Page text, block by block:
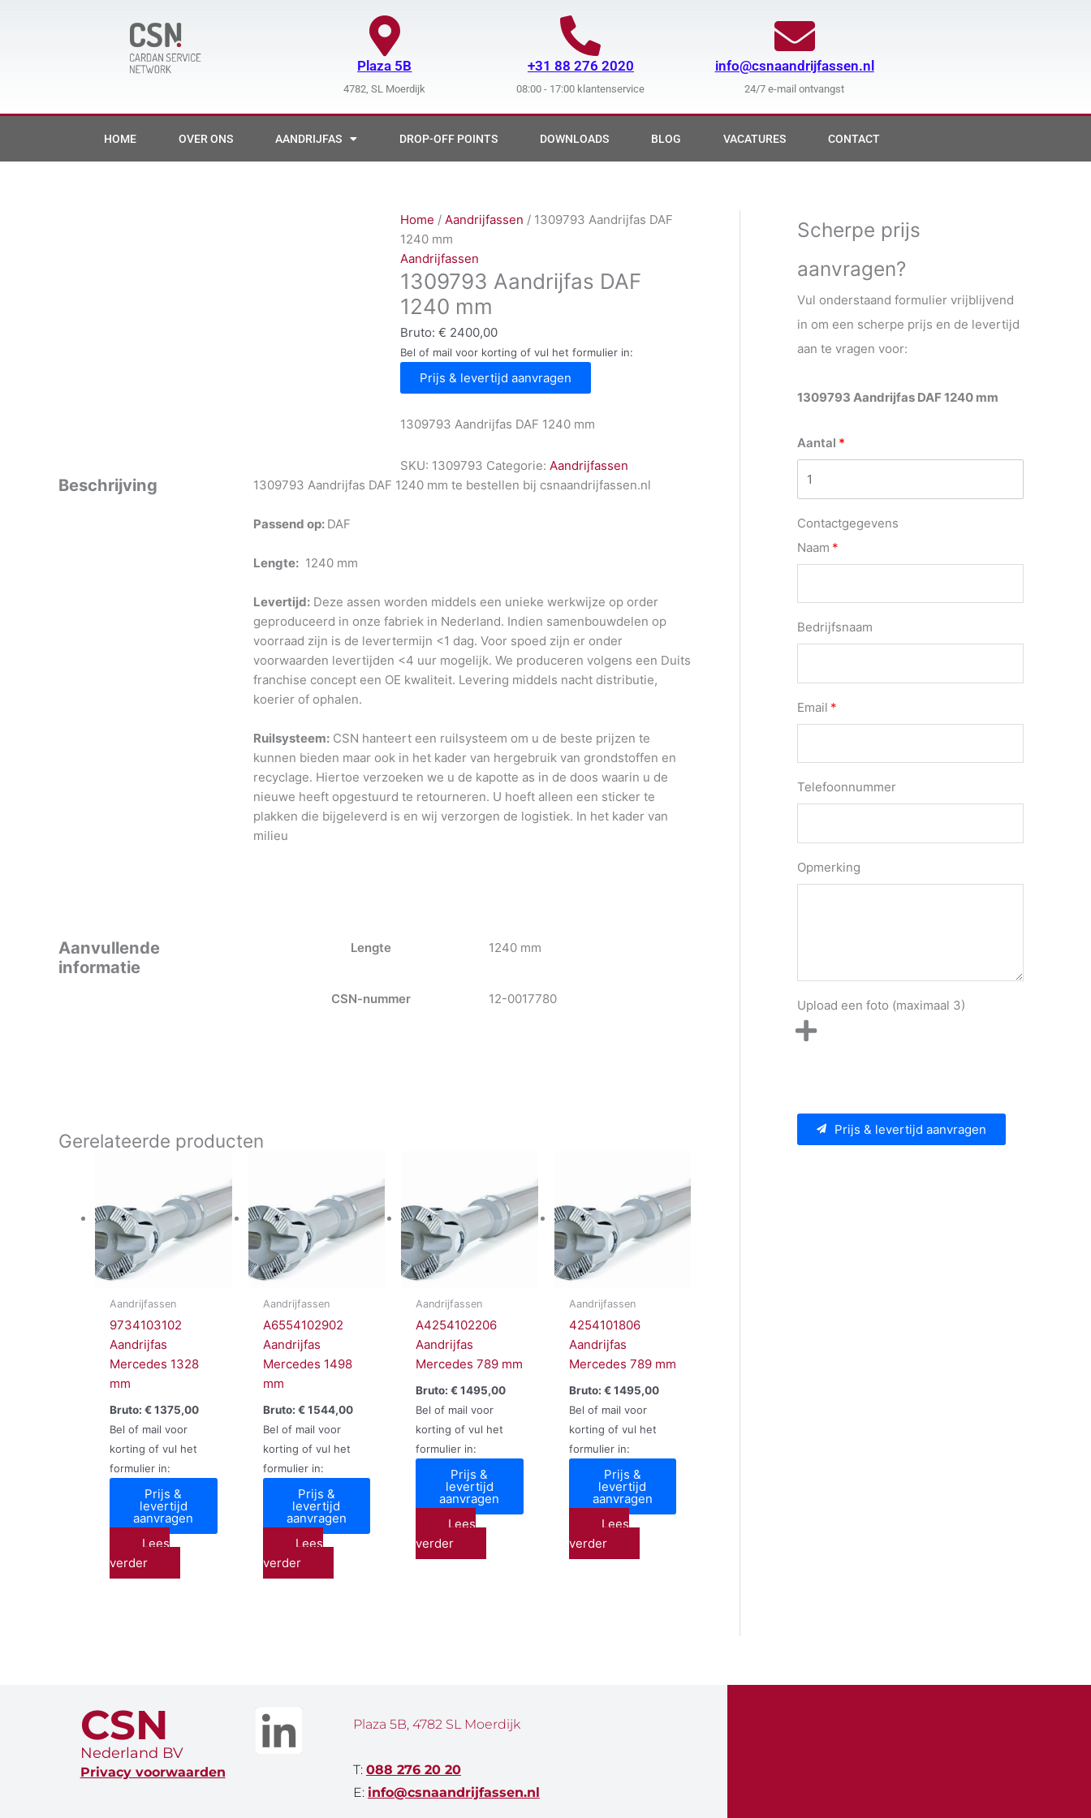
Plaza 5B
4782, SL Moerdijk
+31 88 276 2020
08:00 - 17:00 klantenservice
info@csnaandrijfassen.nl
24/7 e-mail ontvangst
HOME OVER ONS AANDRIJFAS DROP-OFF POINTS DOWNLOADS BLOG VACATURES CONTACT
Home / Aandrijfassen / 1309793 Aandrijfas DAF
1240 mm
Aandrijfassen
1309793 Aandrijfas DAF
1240 mm
Bruto: € 2400,00
Bel of mail voor korting of vul het formulier in:
Prijs & levertijd aanvragen
1309793 Aandrijfas DAF 1240 mm
SKU: 1309793 Categorie: Aandrijfassen
Beschrijving 1309793 Aandrijfas DAF 1240 mm te bestellen bij csnaandrijfassen.nl
Passend op: DAF
Lengte: 1240 mm
Levertijd: Deze assen worden middels een unieke werkwijze op order
geproduceerd in onze fabriek in Nederland. Indien samenbouwdelen op
voorraad zijn is de levertermijn <1 dag. Voor spoed zijn er onder
voorwaarden levertijden <4 uur mogelijk. We produceren volgens een Duits
franchise concept een OE kwaliteit. Levering middels nacht distributie,
koerier of ophalen.
Ruilsysteem: CSN hanteert een ruilsysteem om u de beste prijzen te
kunnen bieden maar ook in het kader van hergebruik van grondstoffen en
recyclage. Hiertoe verzoeken we u de kapotte as in de doos waarin u de
nieuwe heeft opgestuurd te retourneren. U hoeft alleen een sticker te
plakken die bijgeleverd is en wij verzorgen de logistiek. In het kader van
milieu
Aanvullende
informatie
Lengte 1240 mm
CSN-nummer 12-0017780
Gerelateerde producten
Aandrijfassen
9734103102
Aandrijfas
Mercedes 1328
mm
Bruto: €1375,00
Bel of mail voor
korting of vul het
formulier in:
Prijs &
levertijd
aanvragen
Lees
verder
Aandrijfassen
A6554102902
Aandrijfas
Mercedes 1498
mm
Bruto: €1544,00
Bel of mail voor
korting of vul het
formulier in:
Prijs &
levertijd
aanvragen
Lees
verder
Aandrijfassen
A4254102206
Aandrijfas
Mercedes 789 mm
Bruto: €1495,00
Bel of mail voor
korting of vul het
formulier in:
Prijs &
levertijd
aanvragen
Lees
verder
Aandrijfassen
4254101806
Aandrijfas
Mercedes 789 mm
Bruto: €1495,00
Bel of mail voor
korting of vul het
formulier in:
Prijs &
levertijd
aanvragen
Lees
verder
Scherpe prijs
aanvragen?
Vul onderstaand formulier vrijblijvend
in om een scherpe prijs en de levertijd
aan te vragen voor:
1309793 Aandrijfas DAF 1240 mm
Aantal
Contactgegevens
Naam
Bedrijfsnaam
Email
Telefoonnummer
Opmerking
Upload een foto (maximaal 3)
Prijs & levertijd aanvragen
CSN
Nederland BV
Privacy voorwaarden
Plaza 5B, 4782 SL Moerdijk
T: 088 276 20 20
E: info@csnaandrijfassen.nl